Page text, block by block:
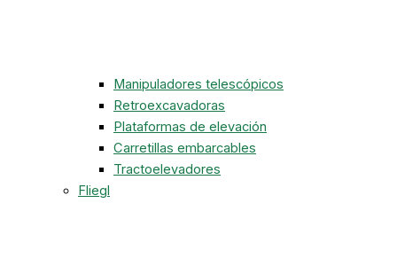
Manipuladores telescópicos
Retroexcavadoras
Plataformas de elevación
Carretillas embarcables
Tractoelevadores
Fliegl